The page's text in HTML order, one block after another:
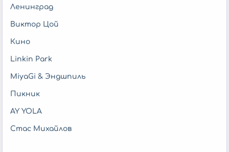
Ленинград
Виктор Цой
Кино
Linkin Park
MiyaGi & Эндшпиль
Пикник
AY YOLA
Стас Михайлов